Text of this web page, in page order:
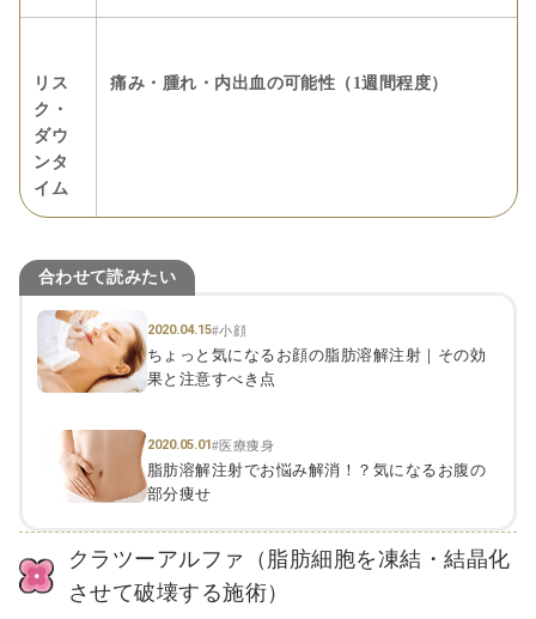
リス
ク・
ダウ
ンタ
イム
痛み・腫れ・内出血の可能性（1週間程度）
合わせて読みたい
2020.04.15#小顔
ちょっと気になるお顔の脂肪溶解注射｜その効
果と注意すべき点
2020.05.01#医療痩身
脂肪溶解注射でお悩み解消！？気になるお腹の
部分痩せ
クラツーアルファ（脂肪細胞を凍結・結晶化
させて破壊する施術）